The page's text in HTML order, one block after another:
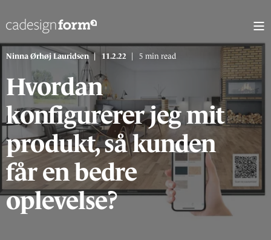
Ninna Ørhøj Lauridsen 11.2.22 5 min read
Hvordan
konfigurerer jeg mit
produkt, så kunden
får en bedre
oplevelse?